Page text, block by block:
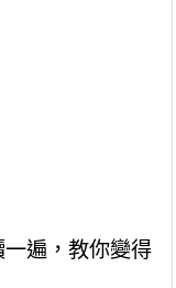
遍，教你變得